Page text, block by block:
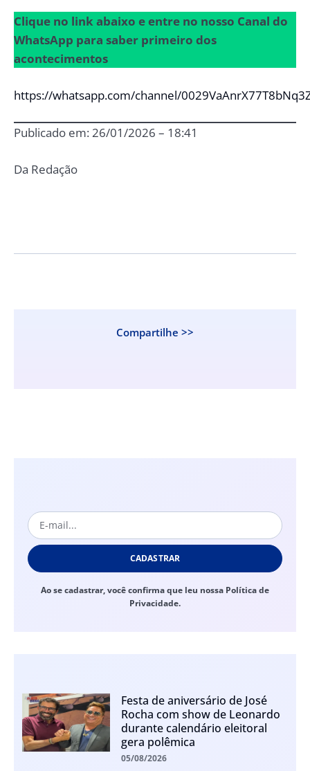
Clique no link abaixo e entre no nosso Canal do
WhatsApp para saber primeiro dos
acontecimentos
https://whatsapp.com/channel/
Publicado em: 26/01/2026 – 18:41
Da Redação
Compartilhe >>
CADASTRAR
Ao se cadastrar, você confirma que leu nossa Política de
Privacidade.
Festa de aniversário de José
Rocha com show de Leonardo
durante calendário eleitoral
gera polêmica
05/08/2026